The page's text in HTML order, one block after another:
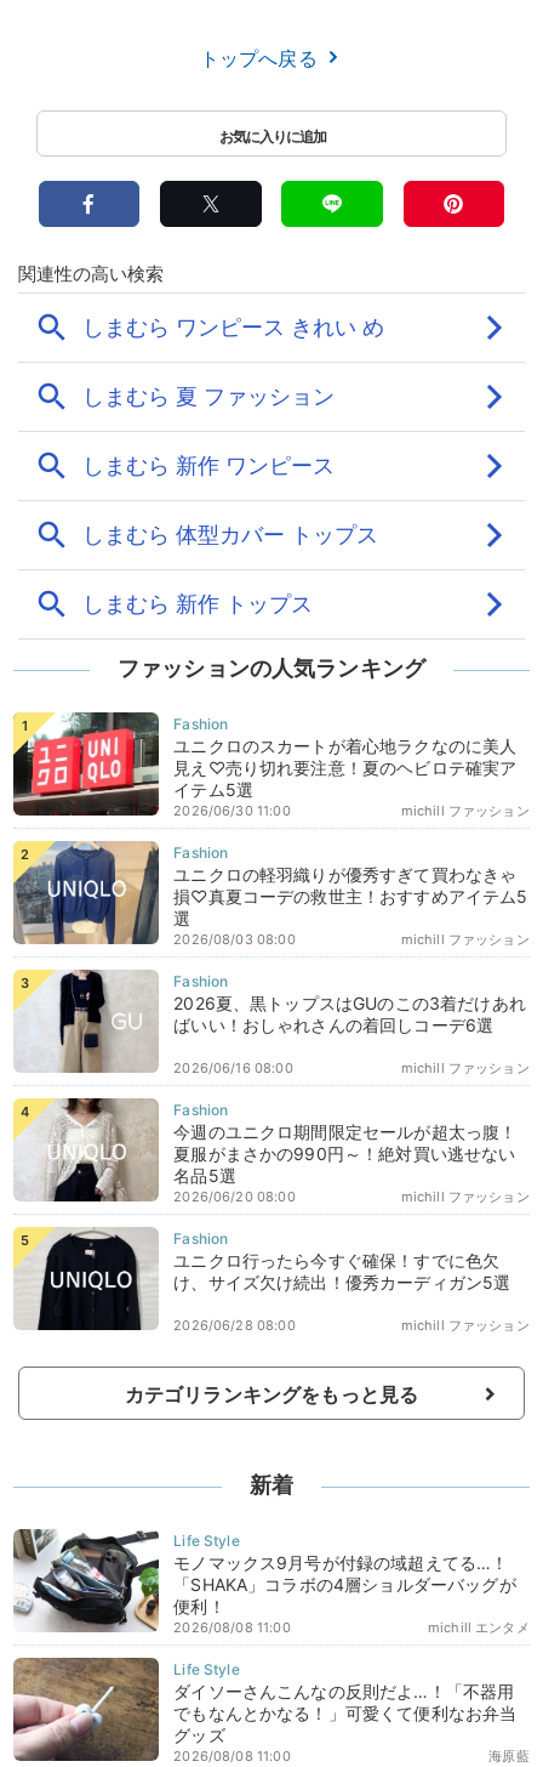
トップへ戻る
ファッションの人気ランキング
ユニクロのスカートが着心地ラクなのに美人
見え♡売り切れ要注意！夏のヘビロテ確実ア
イテム5選
michill ファッション
2026/06/30 11:00
ユニクロの軽羽織りが優秀すぎて買わなきゃ
損♡真夏コーデの救世主！おすすめアイテム5
選
michill ファッション
2026/08/03 08:00
2026夏、黒トップスはGUのこの3着だけあれ
ばいい！おしゃれさんの着回しコーデ6選
michill ファッション
2026/06/16 08:00
今週のユニクロ期間限定セールが超太っ腹！
夏服がまさかの990円～！絶対買い逃せない
名品5選
michill ファッション
2026/06/20 08:00
ユニクロ行ったら今すぐ確保！すでに色欠
け、サイズ欠け続出！優秀カーディガン5選
michill ファッション
2026/06/28 08:00
カテゴリランキングをもっと見る
新着
モノマックス9月号が付録の域超えてる…！
「SHAKA」コラボの4層ショルダーバッグが
便利！
michill エンタメ
2026/08/08 11:00
ダイソーさんこんなの反則だよ…！「不器用
でもなんとかなる！」可愛くて便利なお弁当
グッズ
海原藍
2026/08/08 11:00